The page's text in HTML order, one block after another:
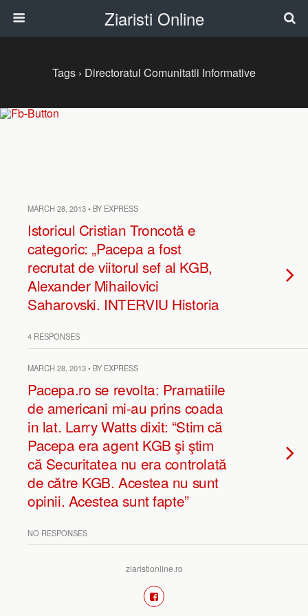
Ziaristi Online
Tags › Directoratul Comunitatii Informative
MARCH 28, 2013 • BY EXPRESS
Istoricul Cristian Troncotă e
categoric: „Pacepa a fost
recrutat de viitorul sef al KGB,
Alexander Mihailovici
Saharovski. INTERVIU Historia
4 RESPONSES
MARCH 28, 2013 • BY EXPRESS
Pacepa.ro se revolta: Pramatiile
de americani mi-au prins coada
in lat. Larry Watts dixit: “Stim că
Pacepa era agent KGB şi ştim
că Securitatea nu era controlată
de către KGB. Acestea nu sunt
opinii. Acestea sunt fapte”
NO RESPONSES
ziaristionline.ro